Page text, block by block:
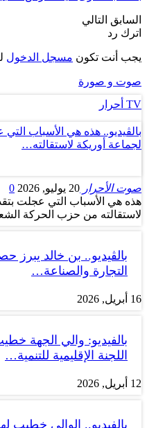
السابق التالي
اترك رد
يجب أنت تكون مسجل الدخول
صوت و صورة
TV أحرار
بالڤيديو.. هذه هي الأسباب
لجماعة أوريكة لاستقالته…
صوت الأحرار 20 يوليو, 2026
0
هذه هي الأسباب التي عجلت
لاستقالته من حزب الحركة
التجارة والصناعة…
16 أبريل, 2026
بالفيديو: والي الجهة
اللجنة الإقليمية للتنمية…
12 أبريل, 2026
بالفيديو.. الوالي خطيب